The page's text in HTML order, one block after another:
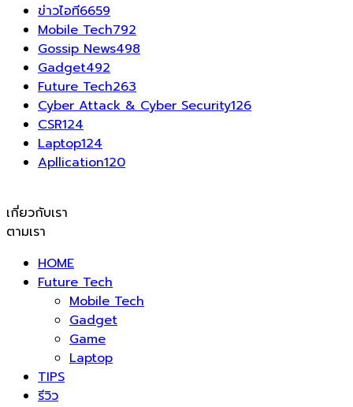
ข่าวไอที6659
Mobile Tech792
Gossip News498
Gadget492
Future Tech263
Cyber Attack & Cyber Security126
CSR124
Laptop124
Apllication120
เกี่ยวกับเรา
ตามเรา
HOME
Future Tech
Mobile Tech
Gadget
Game
Laptop
TIPS
รีวิว